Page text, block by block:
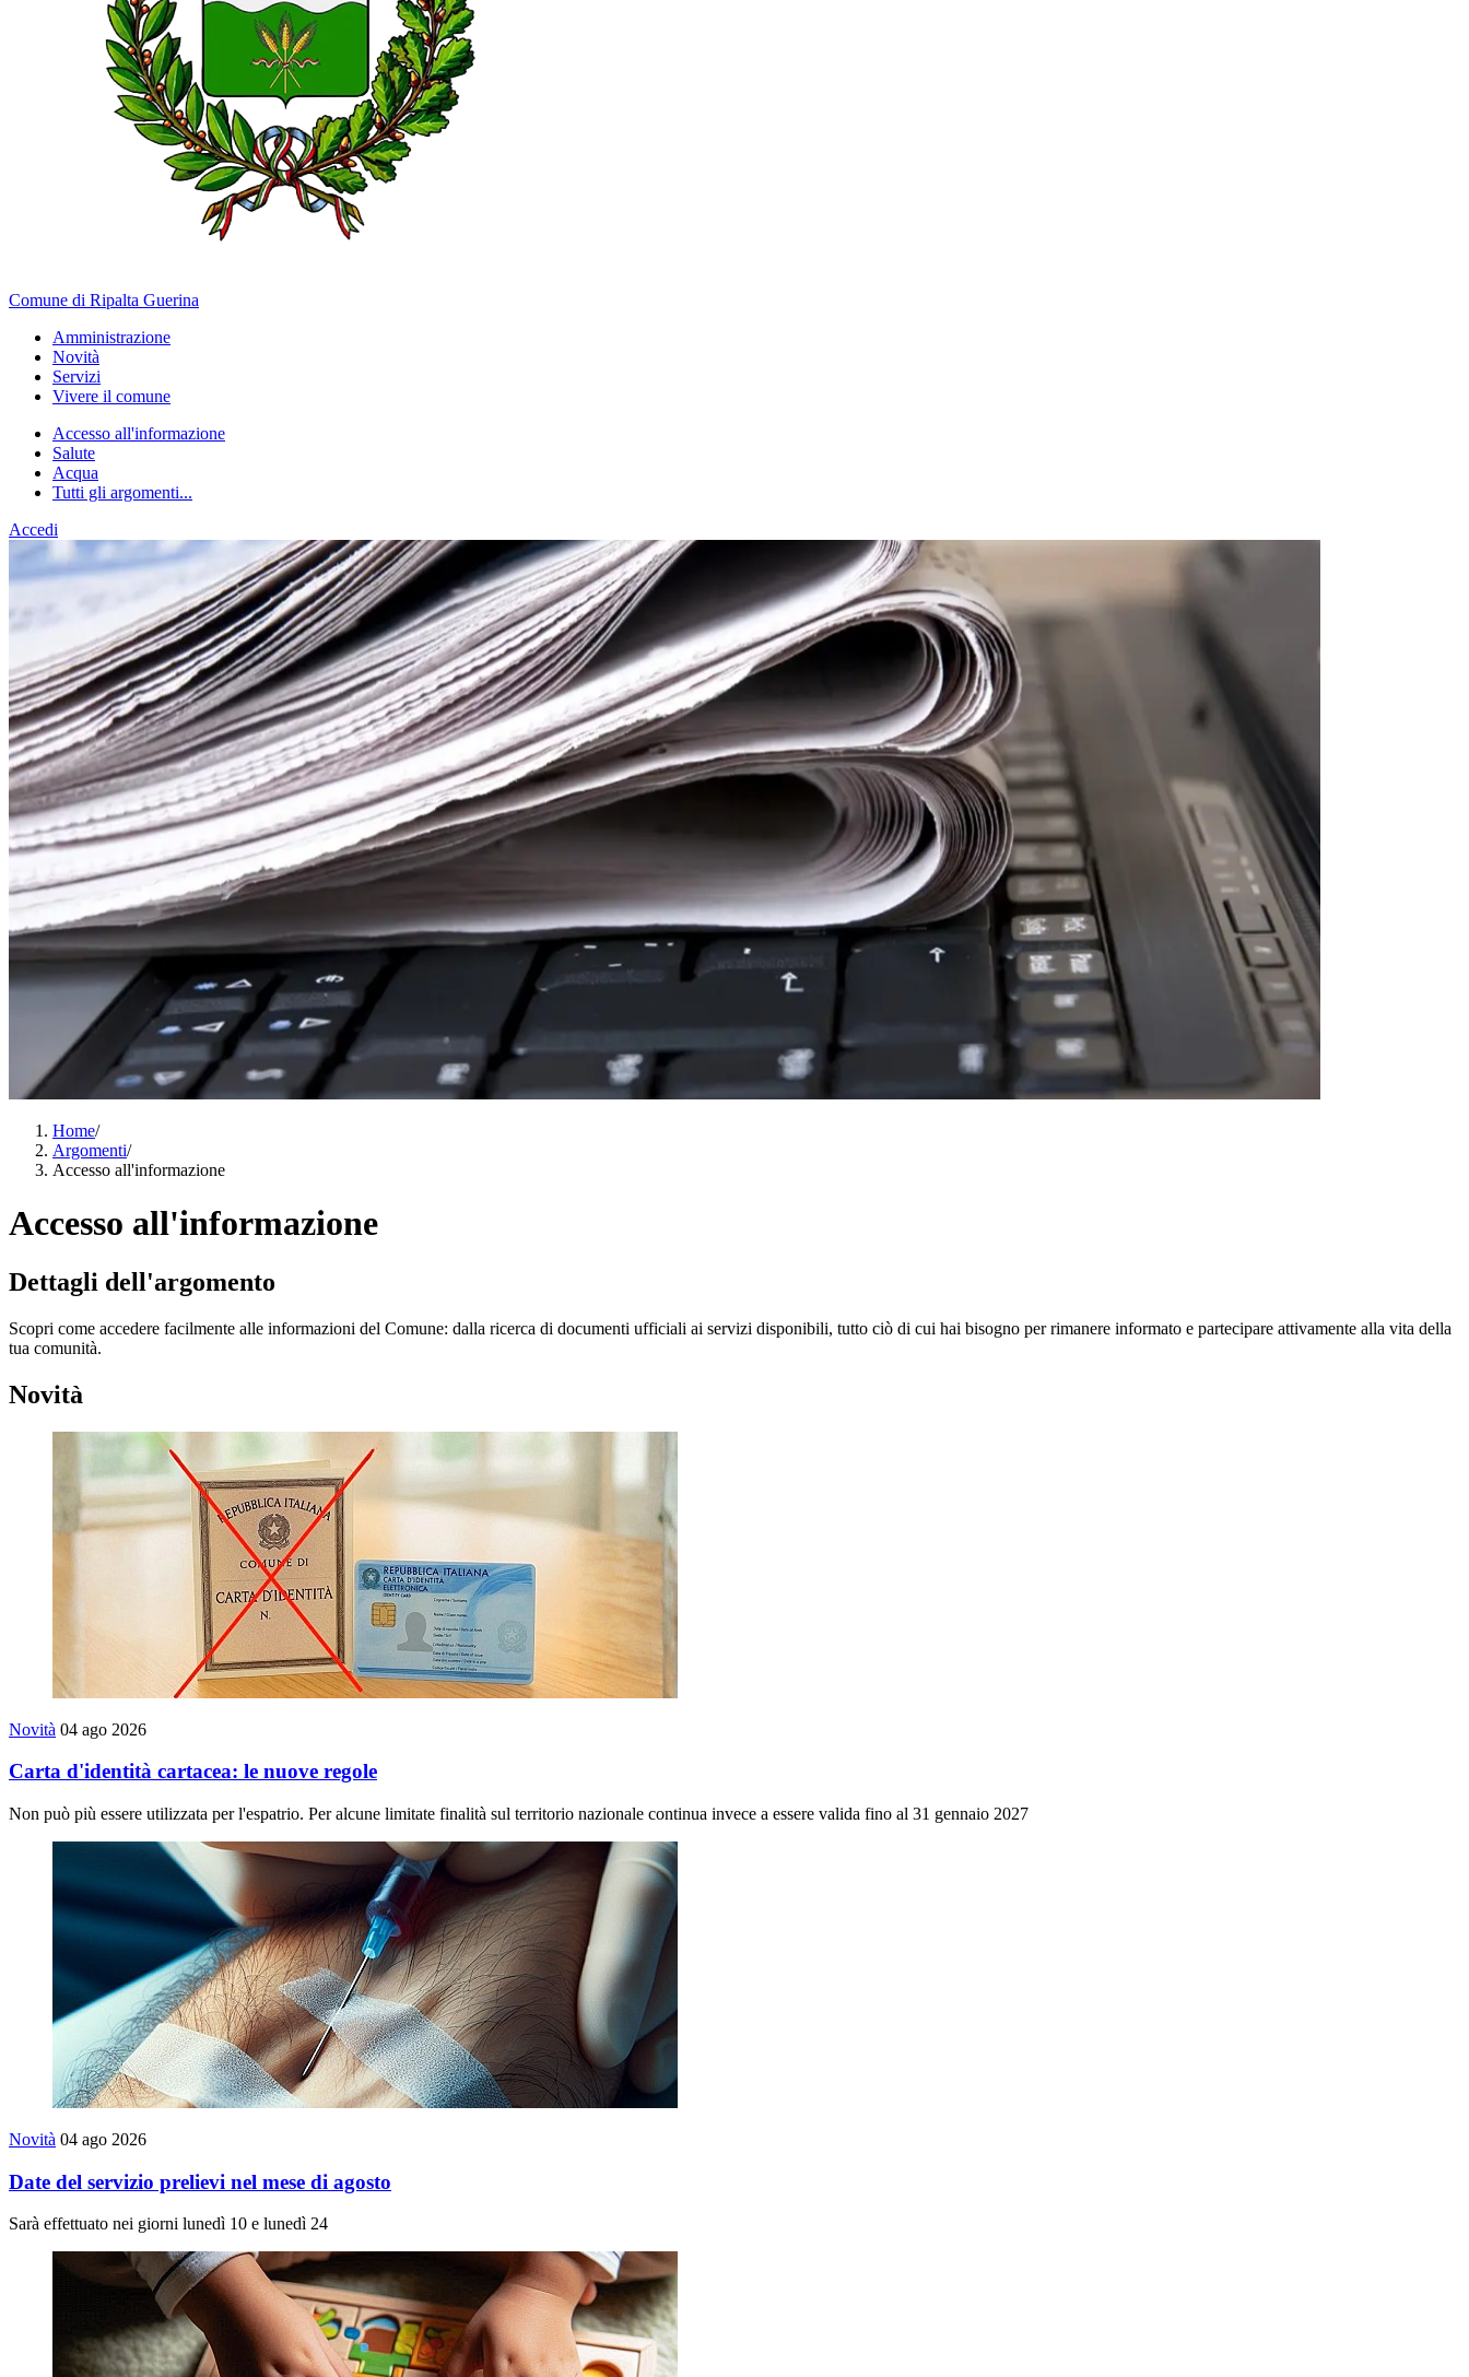
Comune di Ripalta Guerina
Amministrazione
Novità
Servizi
Vivere il comune
Accesso all'informazione
Salute
Acqua
Tutti gli argomenti...
Accedi
Home/
Argomenti/
Accesso all'informazione
Accesso all'informazione
Dettagli dell'argomento
Scopri come accedere facilmente alle informazioni del Comune: dalla ricerca di documenti ufficiali ai servizi disponibili, tutto ciò di cui hai bisogno per rimanere informato e partecipare attivamente alla vita della
tua comunità.
Novità
Novità 04 ago 2026
Carta d'identità cartacea: le nuove regole
Non può più essere utilizzata per l'espatrio. Per alcune limitate finalità sul territorio nazionale continua invece a essere valida fino al 31 gennaio 2027
Novità 04 ago 2026
Date del servizio prelievi nel mese di agosto
Sarà effettuato nei giorni lunedì 10 e lunedì 24